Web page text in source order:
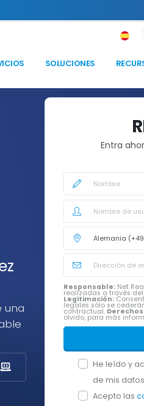
SOLUCIONES
una
Entra
Responsable: Net
realizadas a través
Legitimación:
legales sólo se
contractual.
olvido, para más
He leído y
de mis
Acepto las